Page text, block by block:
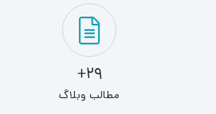
29+
مطالب وبلاگ